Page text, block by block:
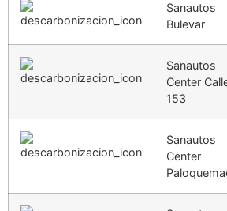
Sanautos
Bulevar
Sanautos
Center
153
Sanautos
Center